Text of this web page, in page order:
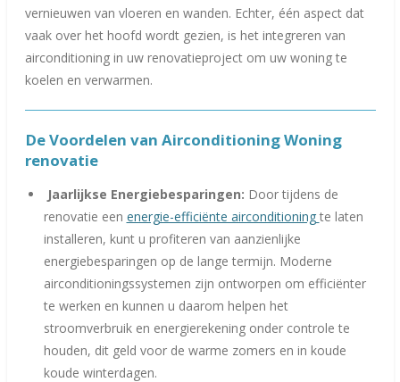
vernieuwen van vloeren en wanden. Echter, één aspect dat
vaak over het hoofd wordt gezien, is het integreren van
airconditioning in uw renovatieproject om uw woning te
koelen en verwarmen.
De Voordelen van Airconditioning Woning
renovatie
Jaarlijkse Energiebesparingen: Door tijdens de
renovatie een energie-efficiënte airconditioning te laten
installeren, kunt u profiteren van aanzienlijke
energiebesparingen op de lange termijn. Moderne
airconditioningssystemen zijn ontworpen om efficiënter
te werken en kunnen u daarom helpen het
stroomverbruik en energierekening onder controle te
houden, dit geld voor de warme zomers en in koude
koude winterdagen.